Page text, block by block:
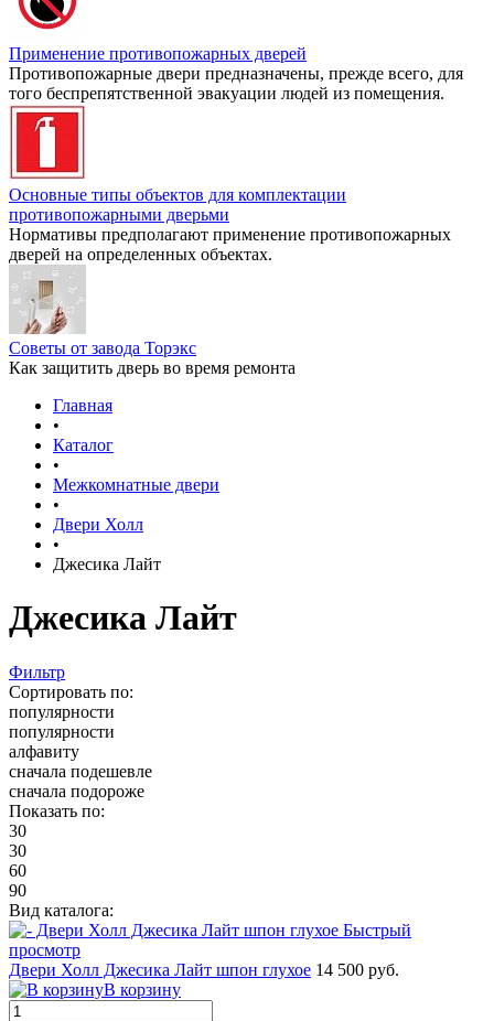
Применение противопожарных дверей
Противопожарные двери предназначены, прежде всего, для
того беспрепятственной эвакуации людей из помещения.
Основные типы объектов для комплектации
противопожарными дверьми
Нормативы предполагают применение противопожарных
дверей на определенных объектах.
Советы от завода Торэкс
Как защитить дверь во время ремонта
Главная
•
Каталог
•
Межкомнатные двери
•
Двери Холл
•
Джесика Лайт
Джесика Лайт
Фильтр
Сортировать по:
популярности
популярности
алфавиту
сначала подешевле
сначала подороже
Показать по:
30
30
60
90
Вид каталога:
Быстрый
просмотр
Двери Холл Джесика Лайт шпон глухое 14 500 руб.
В корзину